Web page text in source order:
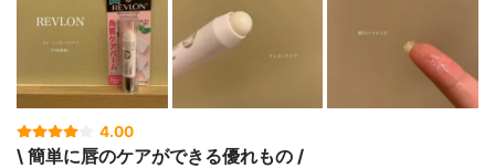
4.00
\ 簡単に唇のケアができる優れもの /